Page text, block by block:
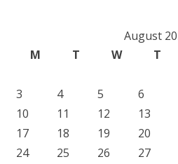
August
M
T W T
3
4 5 6
10
11 12 13
17
18 19 20
24
25 26 27